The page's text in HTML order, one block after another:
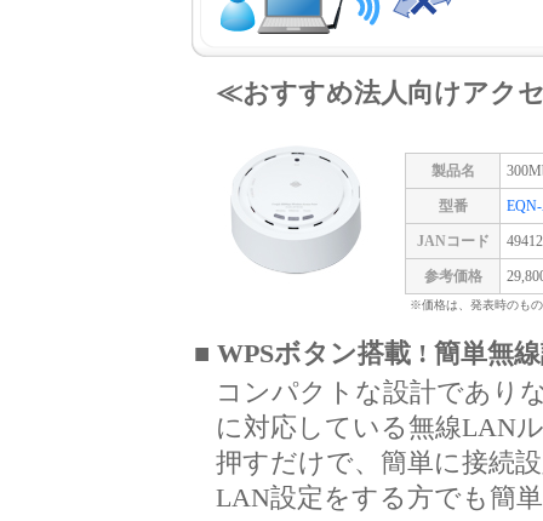
≪おすすめ法人向けアク
製品名
型番
JANコード
参考価格
※価格は、発表時のも
■ WPSボタン搭載 ! 簡単無
コンパクトな設計であり
に対応している無線LAN
押すだけで、簡単に接続
LAN設定をする方でも簡